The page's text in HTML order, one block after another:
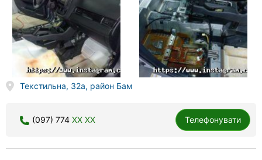
Текстильна, 32а, район Бам
(097) 774 XX XX Телефонувати